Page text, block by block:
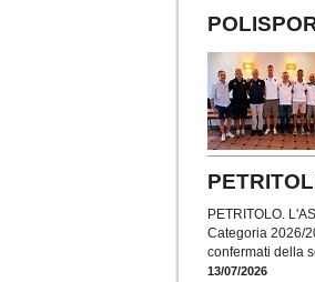
PETRITOLO.
Categoria 2026/
confermati della
13/07/2026